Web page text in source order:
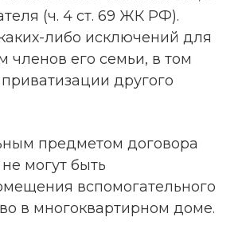
(ч. 4 ст. 69 ЖК РФ).
либо исключений для
его семьи, в том
другого
предметом договора
могут быть
вспомогательного
в многоквартирном доме.